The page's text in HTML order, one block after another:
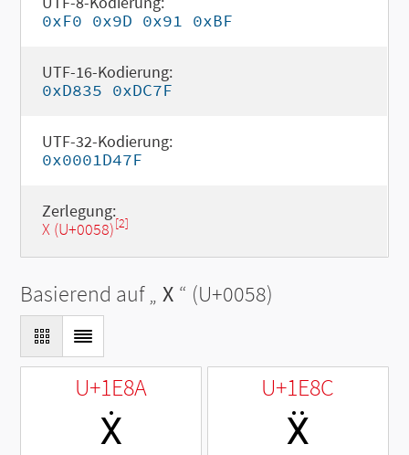
0xF0 0x9D 0x91 0xBF
UTF-16-Kodierung:
0xD835 0xDC7F
UTF-32-Kodierung:
0x0001D47F
Zerlegung:
X (U+0058)[2]
Basierend auf „ X “ (U+0058)
U+1E8A
Ẋ
U+1E8C
Ẍ